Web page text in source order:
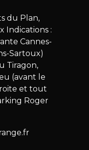
du Plan,
Indications :
Cannes-
Sartoux)
Tiragon,
(avant le
et tout
Roger